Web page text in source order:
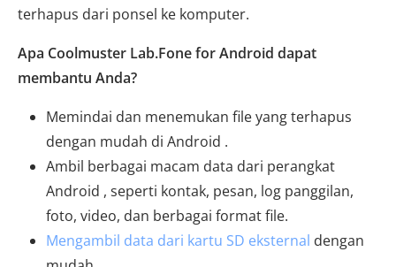
terhapus dari ponsel ke komputer.
Apa Coolmuster Lab.Fone for Android dapat
membantu Anda?
Memindai dan menemukan file yang terhapus
dengan mudah di Android .
Ambil berbagai macam data dari perangkat
Android , seperti kontak, pesan, log panggilan,
foto, video, dan berbagai format file.
Mengambil data dari kartu SD eksternal dengan